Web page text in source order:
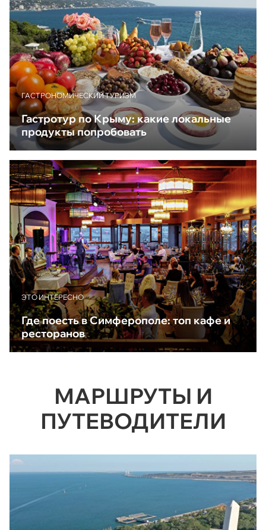
ГАСТРОНОМИЧЕСКИЙ ТУРИЗМ
Гастротур по Крыму: какие локальные
продукты попробовать
ЭТО ИНТЕРЕСНО
Где поесть в Симферополе: топ кафе и
ресторанов
МАРШРУТЫ И
ПУТЕВОДИТЕЛИ